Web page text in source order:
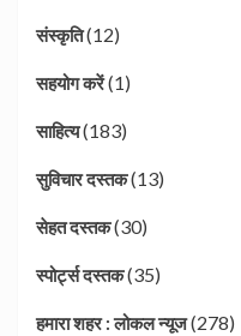
संस्कृति(12)
सहयोग करें(1)
साहित्य(183)
सुविचार दस्तक(13)
सेहत दस्तक(30)
स्पोर्ट्स दस्तक(35)
हमारा शहर : लोकल न्यूज(278)